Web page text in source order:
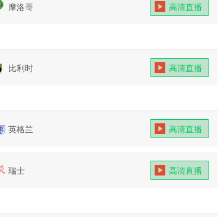
摩洛哥 高清直播
比利时 高清直播
英格兰 高清直播
瑞士 高清直播